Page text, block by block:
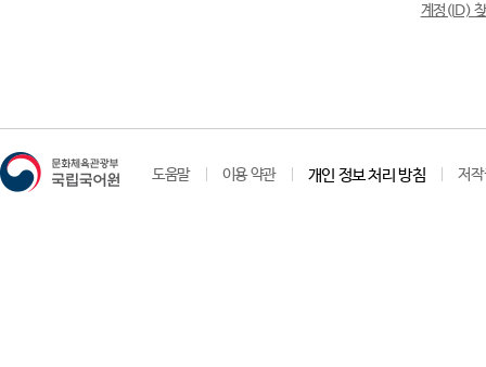
계정(ID)
도움말 이용 약관 개인 정보 처리 방침 저